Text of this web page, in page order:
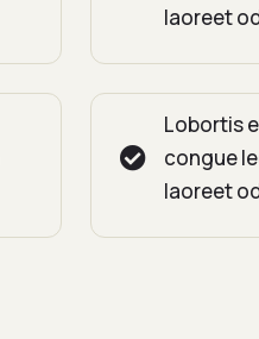
laoreet
Lobortis
congue
laoreet